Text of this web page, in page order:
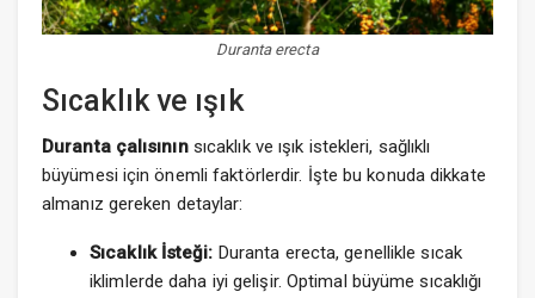
Duranta erecta
Sıcaklık ve ışık
Duranta çalısınınsıcaklık ve ışık istekleri, sağlıklı
büyümesi için önemli faktörlerdir. İşte bu konuda dikkate
almanız gereken detaylar:
Sıcaklık İsteği: Duranta erecta, genellikle sıcak
iklimlerde daha iyi gelişir. Optimal büyüme sıcaklığı